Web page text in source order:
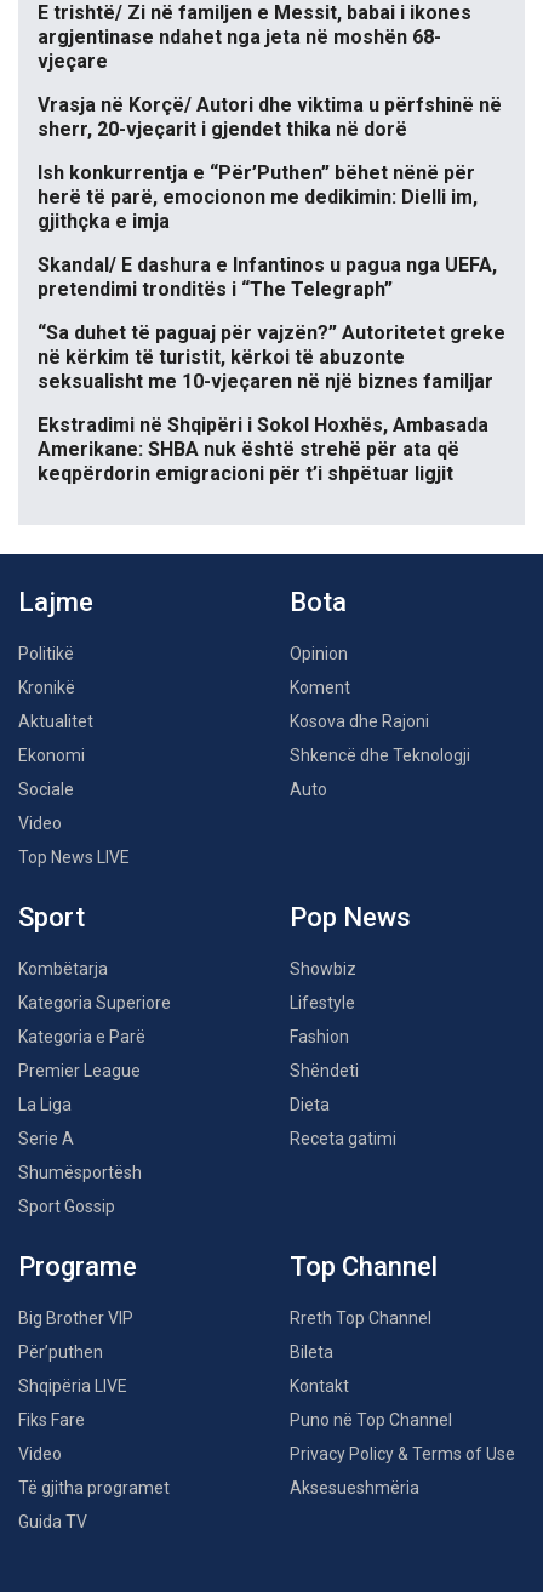
E trishtë/ Zi në familjen e Messit, babai i ikones
argjentinase ndahet nga jeta në moshën 68-
vjeçare
Vrasja në Korçë/ Autori dhe viktima u përfshinë në
sherr, 20-vjeçarit i gjendet thika në dorë
Ish konkurrentja e “Për’Puthen” bëhet nënë për
herë të parë, emocionon me dedikimin: Dielli im,
gjithçka e imja
Skandal/ E dashura e Infantinos u pagua nga UEFA,
pretendimi tronditës i “The Telegraph”
“Sa duhet të paguaj për vajzën?” Autoritetet greke
në kërkim të turistit, kërkoi të abuzonte
seksualisht me 10-vjeçaren në një biznes familjar
Ekstradimi në Shqipëri i Sokol Hoxhës, Ambasada
Amerikane: SHBA nuk është strehë për ata që
keqpërdorin emigracioni për t’i shpëtuar ligjit
Lajme
Politikë
Kronikë
Aktualitet
Ekonomi
Sociale
Video
Top News LIVE
Bota
Opinion
Koment
Kosova dhe Rajoni
Shkencë dhe Teknologji
Auto
Sport
Kombëtarja
Kategoria Superiore
Kategoria e Parë
Premier League
La Liga
Serie A
Shumësportësh
Sport Gossip
Pop News
Showbiz
Lifestyle
Fashion
Shëndeti
Dieta
Receta gatimi
Programe
Big Brother VIP
Për’puthen
Shqipëria LIVE
Fiks Fare
Video
Të gjitha programet
Guida TV
Top Channel
Rreth Top Channel
Bileta
Kontakt
Puno në Top Channel
Privacy Policy & Terms of Use
Aksesueshmëria